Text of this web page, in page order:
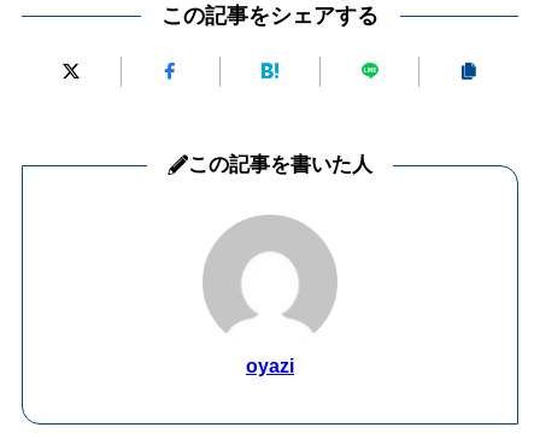
この記事をシェアする
この記事を書いた人
oyazi